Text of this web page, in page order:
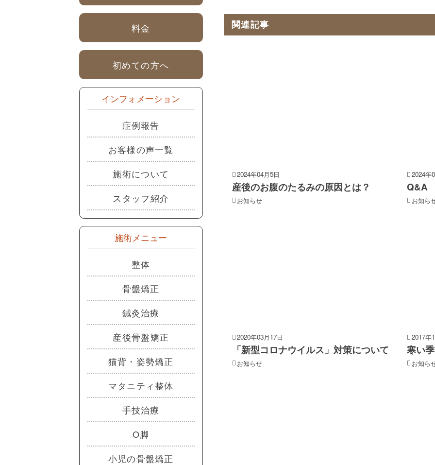
関連記事
2024年04月5日
産後のお腹のたるみの原因とは？
お知らせ
2024年
Q&A
お知ら
2020年03月17日
「新型コロナウイルス」対策について
お知らせ
2017年
寒い
お知ら
料金
初めての方へ
インフォメーション
症例報告
お客様の声一覧
施術について
スタッフ紹介
施術メニュー
整体
骨盤矯正
鍼灸治療
産後骨盤矯正
猫背・姿勢矯正
マタニティ整体
手技治療
O脚
小児の骨盤矯正